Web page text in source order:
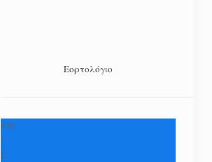
Εορτολόγιο
+36
°
C